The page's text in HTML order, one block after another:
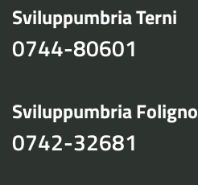
Sviluppumbria Terni
0744-80601
Sviluppumbria Foligno
0742-32681